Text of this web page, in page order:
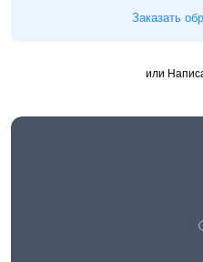
Заказать
или